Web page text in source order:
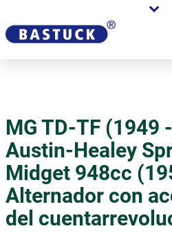
MG TD-TF (1949
Austin-Healey
Midget 948cc
Alternador con
del